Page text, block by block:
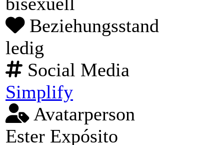
Beziehungsstand
ledig
Social Media
Simplify
Avatarperson
Ester Expósito